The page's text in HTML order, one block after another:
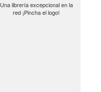
Una librería excepcional en la
red ¡Pincha el logo!